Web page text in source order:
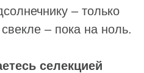
– только
– пока на ноль.
селекцией